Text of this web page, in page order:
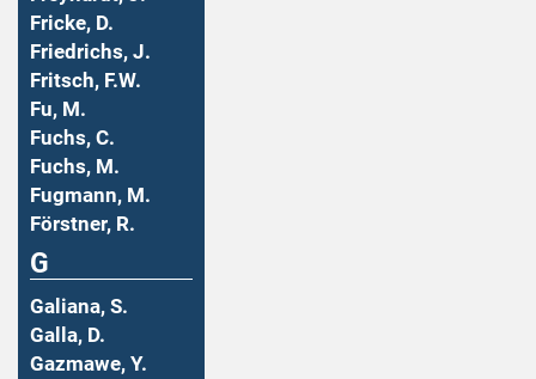
Fricke, D.
Friedrichs, J.
Fritsch, F.W.
Fu, M.
Fuchs, C.
Fuchs, M.
Fugmann, M.
Förstner, R.
G
Galiana, S.
Galla, D.
Gazmawe, Y.